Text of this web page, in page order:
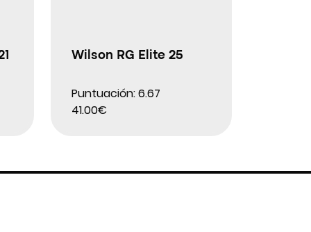
Wilson RG Elite 25
Puntuación: 6.67
41.00€